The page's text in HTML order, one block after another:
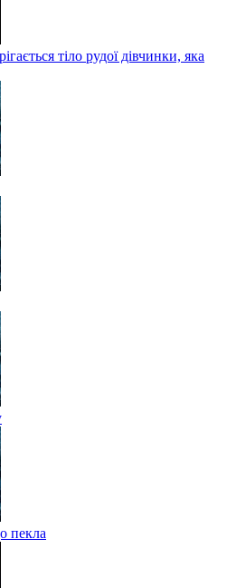
тіло рудої дівчинки, яка
пекла